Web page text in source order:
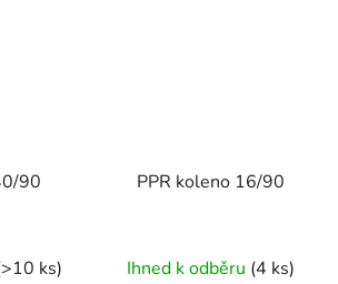
90
ks)
PPR koleno 16/90
Ihned k odběru (4 ks)